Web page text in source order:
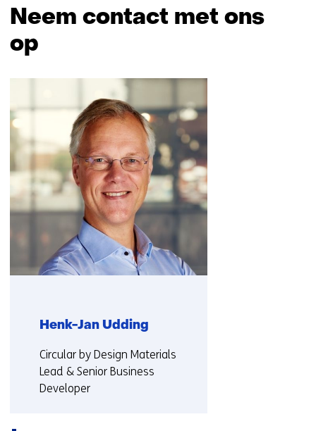
naar
navigatie
Duurzame
Neem contact met ons
op
over
(Neem
contact
met
ons
op)
Henk-Jan Udding
Functie:
Circular by Design Materials
Lead & Senior Business
Developer